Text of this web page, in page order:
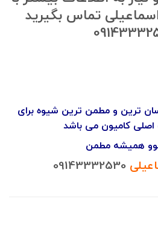
تماس بگیرید
ترین و مطمن ترین شیوه برای
کامیون می باشد
همیشه مطمن
09143332530